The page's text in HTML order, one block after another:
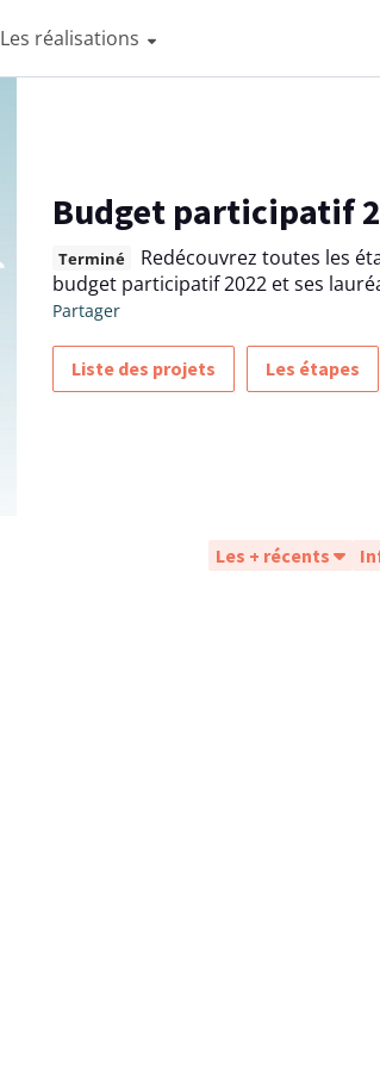
Les réalisations
Budget participatif
Terminé
Redécouvrez toutes les
budget participatif 2022 et ses
Partager
Liste des projets Les étapes
Les + récents